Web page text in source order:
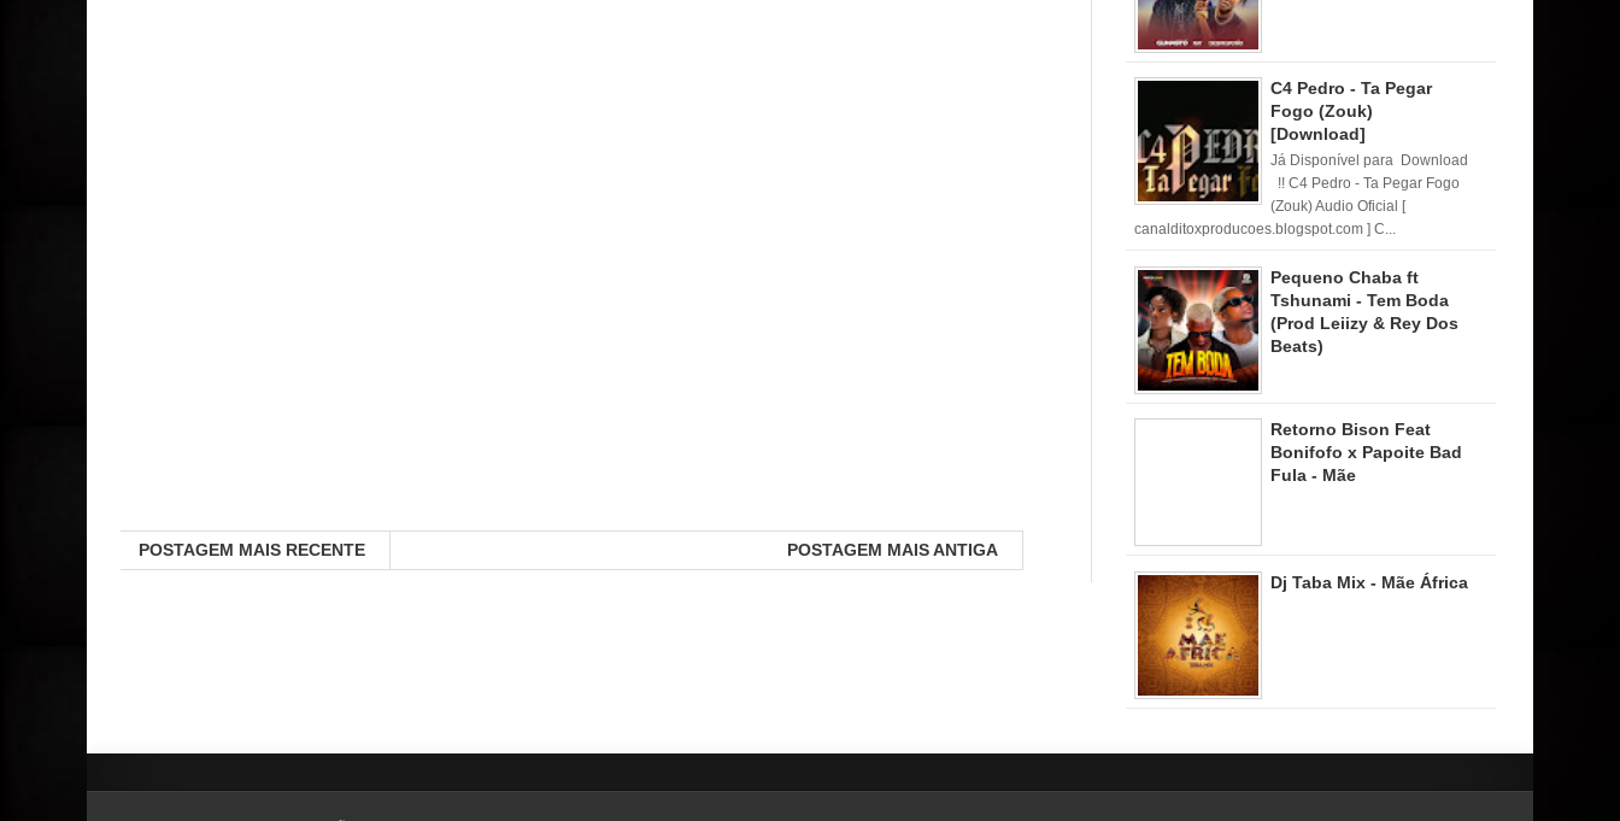
POSTAGEM MAIS RECENTE POSTAGEM MAIS ANTIGA
C4 Pedro - Ta Pegar
Fogo (Zouk)
[Download]
Já Disponível para Download
!! C4 Pedro - Ta Pegar Fogo
(Zouk) Audio Oficial [
canalditoxproducoes.blogspot.com ] C...
Pequeno Chaba ft
Tshunami - Tem Boda
(Prod Leiizy & Rey Dos
Beats)
Retorno Bison Feat
Bonifofo x Papoite Bad
Fula - Mãe
Dj Taba Mix - Mãe África